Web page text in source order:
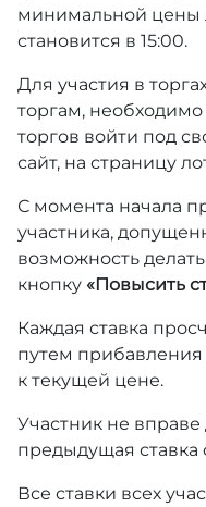
минимальной цены
становится в 15:00.
Для участия в
торгам,
торгов войти под
сайт, на страницу
С момента начала
участника,
возможность
кнопку «Повысить
Каждая ставка
путем прибавления
к текущей цене.
Участник не вправе
предыдущая ставка
Все ставки всех